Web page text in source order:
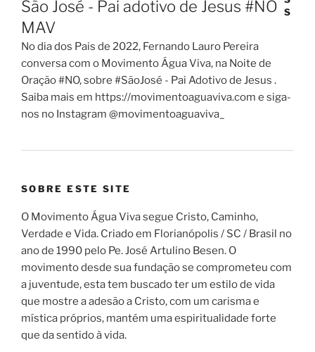
São José - Pai adotivo de Jesus #NO
MAV
No dia dos Pais de 2022, Fernando Lauro Pereira
conversa com o Movimento Água Viva, na Noite de
Oração #NO, sobre #SãoJosé - Pai Adotivo de Jesus .
Saiba mais em https://movimentoaguaviva.com e siga-
nos no Instagram @movimentoaguaviva_
SOBRE ESTE SITE
O Movimento Água Viva segue Cristo, Caminho,
Verdade e Vida. Criado em Florianópolis / SC / Brasil no
ano de 1990 pelo Pe. José Artulino Besen. O
movimento desde sua fundação se comprometeu com
a juventude, esta tem buscado ter um estilo de vida
que mostre a adesão a Cristo, com um carisma e
mística próprios, mantém uma espiritualidade forte
que da sentido à vida.